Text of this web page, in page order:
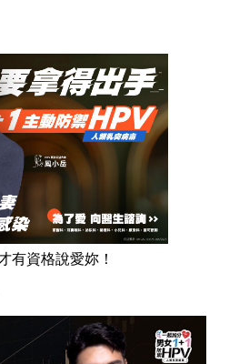
有資格說愛妳！